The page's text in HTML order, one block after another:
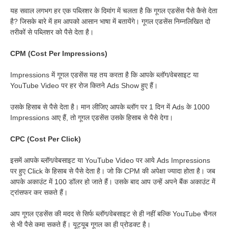
यह सवाल लगभग हर एक पब्लिशर के दिमांग में चलता है कि गूगल एडसेंस पैसे कैसे देता
है? जिसके बारे में हम आपको आसान भाषा में बतायेंगे। गूगल एडसेंस निम्नलिखित दो
तरीकों से पब्लिशर को पैसे देता है।
CPM (Cost Per Impressions)
Impressions में गूगल एडसेंस यह तय करता है कि आपके ब्लॉग/वेबसाइट या
YouTube Video पर हर रोज कितने Ads Show हुए हैं।
उसके हिसाब से पैसे देता है। मान लीजिए आपके ब्लॉग पर 1 दिन में Ads के 1000
Impressions आए हैं, तो गूगल एडसेंस उसके हिसाब से पैसे देगा।
CPC (Cost Per Click)
इसमें आपके ब्लॉग/वेबसाइट या YouTube Video पर आये Ads Impressions
पर हुए Click के हिसाब से पैसे देता है। जो कि CPM की अपेक्षा ज्यादा होता है। जब
आपके अकाउंट में 100 डॉलर हो जाते हैं। उसके बाद आप उन्हें अपने बैंक अकाउंट में
ट्रांसफर कर सकते हैं।
आप गूगल एडसेंस की मदद से सिर्फ ब्लॉग/वेबसाइट से ही नहीं बल्कि YouTube चैनल
से भी पैसे कमा सकते हैं। यूट्यूब गूगल का ही प्रोडक्ट है।